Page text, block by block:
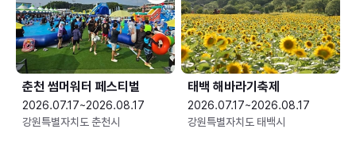
춘천 썸머워터 페스티벌
2026.07.17~2026.08.17
강원특별자치도 춘천시
태백 해바라기축제
2026.07.17~2026.08.17
강원특별자치도 태백시